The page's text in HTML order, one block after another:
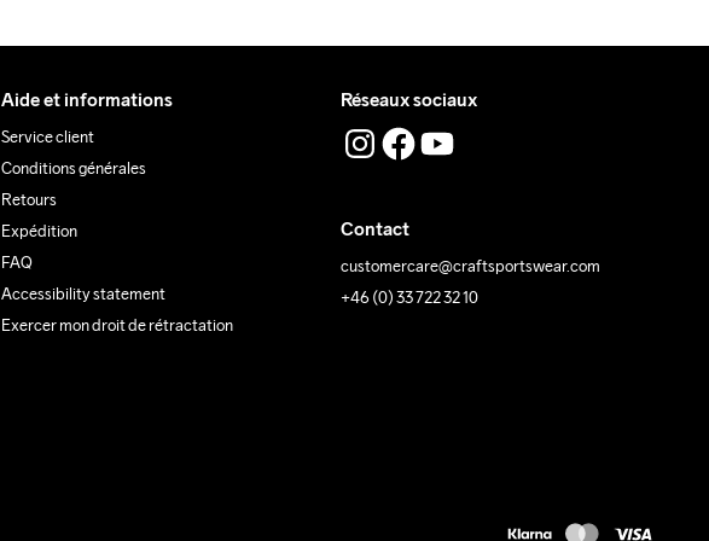
Aide et informations
Service client
Conditions générales
Retours
Expédition
FAQ
Accessibility statement
Exercer mon droit de rétractation
Réseaux sociaux
Contact
customercare@craftsportswear.com
+46 (0) 33 722 32 10